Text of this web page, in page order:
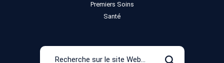
Premiers Soins
Santé
Recherche